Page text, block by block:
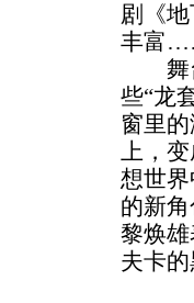
剧《
丰富
舞台
些“龙
窗里
上，
想世
的新
黎焕
夫卡的